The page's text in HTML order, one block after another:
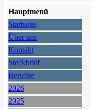
Hauptmenü
Startseite
Über uns
Kontakt
Steckbrief
Berichte
2026
2025